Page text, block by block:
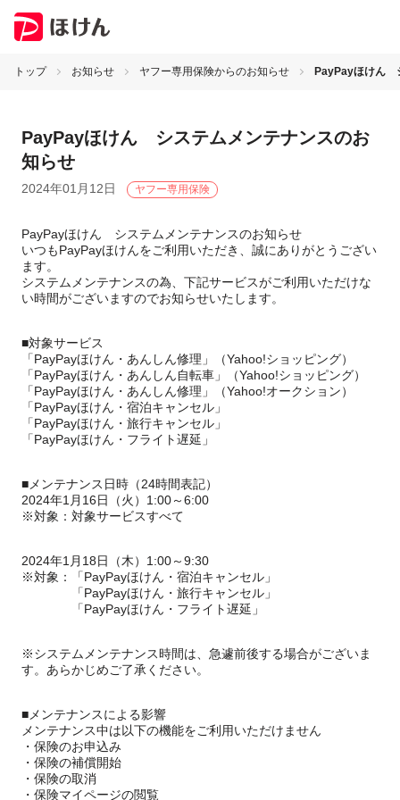
トップ お知らせ ヤフー専用保険からのお知らせ PayPayほけん
PayPayほけん システムメンテナンスのお
知らせ
2024年01月12日 ヤフー専用保険
PayPayほけん システムメンテナンスのお知らせ
いつもPayPayほけんをご利用いただき、誠にありがとうござい
ます。
システムメンテナンスの為、下記サービスがご利用いただけな
い時間がございますのでお知らせいたします。
■対象サービス
「PayPayほけん・あんしん修理」（Yahoo!ショッピング）
「PayPayほけん・あんしん自転車」（Yahoo!ショッピング）
「PayPayほけん・あんしん修理」（Yahoo!オークション）
「PayPayほけん・宿泊キャンセル」
「PayPayほけん・旅行キャンセル」
「PayPayほけん・フライト遅延」
■メンテナンス日時（24時間表記）
2024年1月16日（火）1:00～6:00
※対象：対象サービスすべて
2024年1月18日（木）1:00～9:30
※対象：「PayPayほけん・宿泊キャンセル」
「PayPayほけん・旅行キャンセル」
「PayPayほけん・フライト遅延」
※システムメンテナンス時間は、急遽前後する場合がございま
す。あらかじめご了承ください。
■メンテナンスによる影響
メンテナンス中は以下の機能をご利用いただけません
・保険のお申込み
・保険の補償開始
・保険の取消
・保険マイページの閲覧